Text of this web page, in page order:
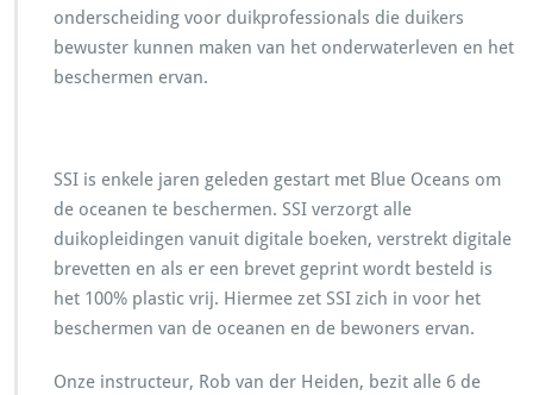
onderscheiding voor duikprofessionals die duikers
bewuster kunnen maken van het onderwaterleven en het
beschermen ervan.
SSI is enkele jaren geleden gestart met Blue Oceans om
de oceanen te beschermen. SSI verzorgt alle
duikopleidingen vanuit digitale boeken, verstrekt digitale
brevetten en als er een brevet geprint wordt besteld is
het 100% plastic vrij. Hiermee zet SSI zich in voor het
beschermen van de oceanen en de bewoners ervan.
Onze instructeur, Rob van der Heiden, bezit alle 6 de